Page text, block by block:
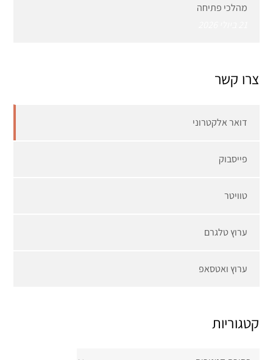
מהלכי פתיחה
צרו קשר
דואר אלקטרוני
פייסבוק
טוויטר
ערוץ טלגרם
ערוץ ואטסאפ
קטגוריות